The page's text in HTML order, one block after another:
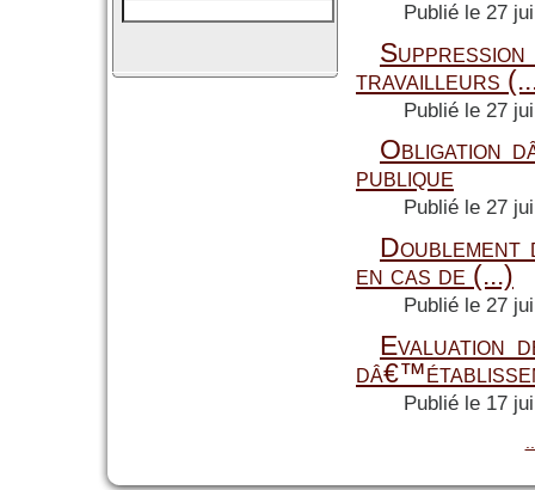
Publié le 27
travailleurs
Publié le 27
Obligation
publique
Publié le 27
en cas de (...)
Publié le 27
Evaluation
Publié le 17